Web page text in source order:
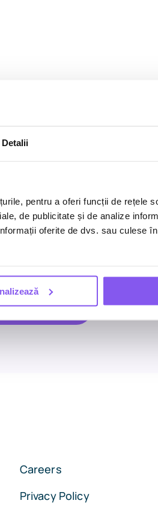
Detalii
pentru a oferi funcții de rețele
de publicitate și de analize
oferite de dvs. sau culese
us.
Careers
Privacy Policy